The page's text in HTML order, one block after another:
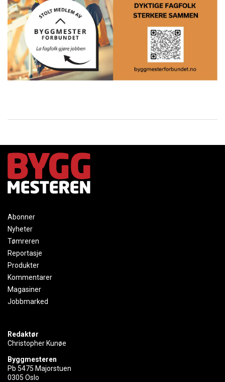
Abonner
Nyheter
Tømreren
Reportasje
Produkter
Kommentarer
Magasiner
Jobbmarked
Redaktør
Christopher Kunøe
Byggmesteren
Pb 5475 Majorstuen
0305 Oslo